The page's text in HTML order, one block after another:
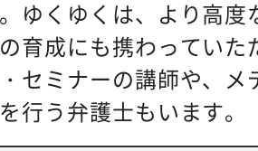
ゆくゆくは、より高
育成にも携わってい
セミナーの講師や、
行う弁護士もいます。